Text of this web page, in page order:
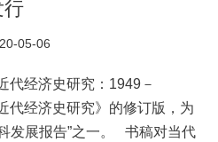
行
05-06
代经济史研究：1949－
代经济史研究》的修订版，为
发展报告”之一。 书稿对当代